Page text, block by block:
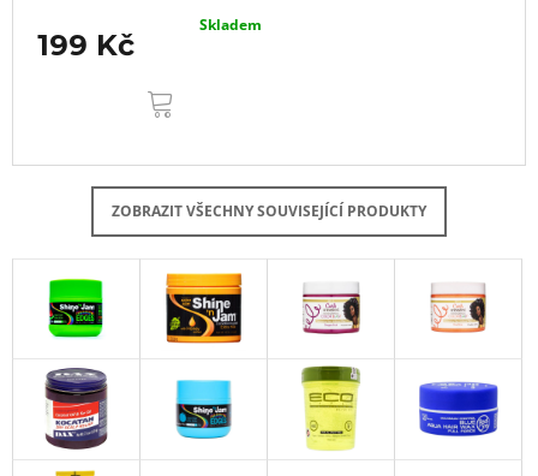
199 Kč
Skladem
ZOBRAZIT VŠECHNY SOUVISEJÍCÍ PRODUKTY